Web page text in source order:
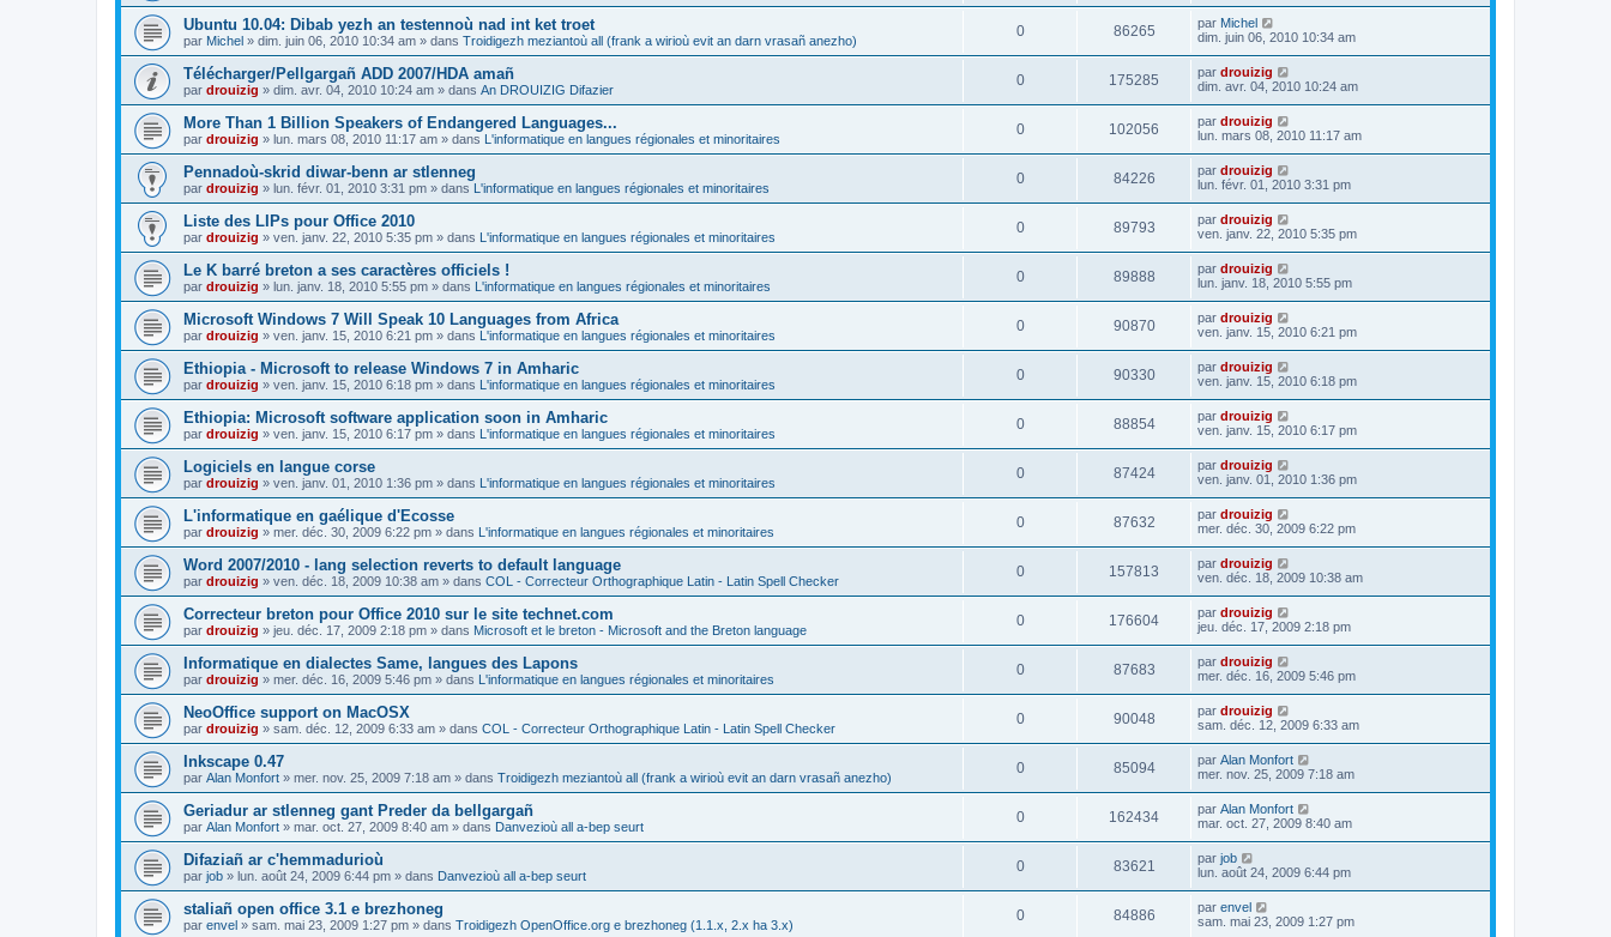
Ubuntu 10.04: Dibab yezh an testennoù nad int ket troet
par Michel » dim. juin 06, 2010 10:34 am » dans Troidigezh meziantoù all (frank a wirioù evit an darn vrasañ anezho)
0 86265 par Michel
dim. juin 06, 2010 10:34 am
Télécharger/Pellgargañ ADD 2007/HDA amañ
par drouizig » dim. avr. 04, 2010 10:24 am » dans An DROUIZIG Difazier
0 175285 par drouizig
dim. avr. 04, 2010 10:24 am
More Than 1 Billion Speakers of Endangered Languages...
par drouizig » lun. mars 08, 2010 11:17 am » dans L'informatique en langues régionales et minoritaires
0 102056 par drouizig
lun. mars 08, 2010 11:17 am
Pennadoù-skrid diwar-benn ar stlenneg
par drouizig » lun. févr. 01, 2010 3:31 pm » dans L'informatique en langues régionales et minoritaires
0 84226 par drouizig
lun. févr. 01, 2010 3:31 pm
Liste des LIPs pour Office 2010
par drouizig » ven. janv. 22, 2010 5:35 pm » dans L'informatique en langues régionales et minoritaires
0 89793 par drouizig
ven. janv. 22, 2010 5:35 pm
Le K barré breton a ses caractères officiels !
par drouizig » lun. janv. 18, 2010 5:55 pm » dans L'informatique en langues régionales et minoritaires
0 89888 par drouizig
lun. janv. 18, 2010 5:55 pm
Microsoft Windows 7 Will Speak 10 Languages from Africa
par drouizig » ven. janv. 15, 2010 6:21 pm » dans L'informatique en langues régionales et minoritaires
0 90870 par drouizig
ven. janv. 15, 2010 6:21 pm
Ethiopia - Microsoft to release Windows 7 in Amharic
par drouizig » ven. janv. 15, 2010 6:18 pm » dans L'informatique en langues régionales et minoritaires
0 90330 par drouizig
ven. janv. 15, 2010 6:18 pm
Ethiopia: Microsoft software application soon in Amharic
par drouizig » ven. janv. 15, 2010 6:17 pm » dans L'informatique en langues régionales et minoritaires
0 88854 par drouizig
ven. janv. 15, 2010 6:17 pm
Logiciels en langue corse
par drouizig » ven. janv. 01, 2010 1:36 pm » dans L'informatique en langues régionales et minoritaires
0 87424 par drouizig
ven. janv. 01, 2010 1:36 pm
L'informatique en gaélique d'Ecosse
par drouizig » mer. déc. 30, 2009 6:22 pm » dans L'informatique en langues régionales et minoritaires
0 87632 par drouizig
mer. déc. 30, 2009 6:22 pm
Word 2007/2010 - lang selection reverts to default language
par drouizig » ven. déc. 18, 2009 10:38 am » dans COL - Correcteur Orthographique Latin - Latin Spell Checker
0 157813 par drouizig
ven. déc. 18, 2009 10:38 am
Correcteur breton pour Office 2010 sur le site technet.com
par drouizig » jeu. déc. 17, 2009 2:18 pm » dans Microsoft et le breton - Microsoft and the Breton language
0 176604 par drouizig
jeu. déc. 17, 2009 2:18 pm
Informatique en dialectes Same, langues des Lapons
par drouizig » mer. déc. 16, 2009 5:46 pm » dans L'informatique en langues régionales et minoritaires
0 87683 par drouizig
mer. déc. 16, 2009 5:46 pm
NeoOffice support on MacOSX
par drouizig » sam. déc. 12, 2009 6:33 am » dans COL - Correcteur Orthographique Latin - Latin Spell Checker
0 90048 par drouizig
sam. déc. 12, 2009 6:33 am
Inkscape 0.47
par Alan Monfort » mer. nov. 25, 2009 7:18 am » dans Troidigezh meziantoù all (frank a wirioù evit an darn vrasañ anezho)
0 85094 par Alan Monfort
mer. nov. 25, 2009 7:18 am
Geriadur ar stlenneg gant Preder da bellgargañ
par Alan Monfort » mar. oct. 27, 2009 8:40 am » dans Danvezioù all a-bep seurt
0 162434 par Alan Monfort
mar. oct. 27, 2009 8:40 am
Difaziañ ar c'hemmadurioù
par job » lun. août 24, 2009 6:44 pm » dans Danvezioù all a-bep seurt
0 83621 par job
lun. août 24, 2009 6:44 pm
staliañ open office 3.1 e brezhoneg
par envel » sam. mai 23, 2009 1:27 pm » dans Troidigezh OpenOffice.org e brezhoneg (1.1.x, 2.x ha 3.x)
0 84886 par envel
sam. mai 23, 2009 1:27 pm